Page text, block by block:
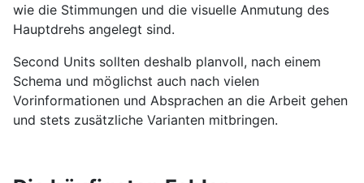
wie die Stimmungen und die visuelle Anmutung des
Hauptdrehs angelegt sind.
Second Units sollten deshalb planvoll, nach einem
Schema und möglichst auch nach vielen
Vorinformationen und Absprachen an die Arbeit gehen
und stets zusätzliche Varianten mitbringen.